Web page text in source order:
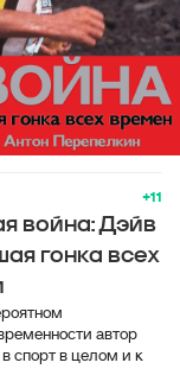
+11
война: Дэйв
гонка всех
автор
спорт в целом и к